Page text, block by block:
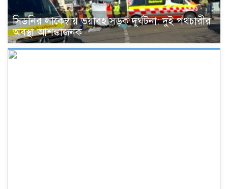
সিডনির লাকেম্বায় ভয়াবহ সড়ক দুর্ঘটনা: দুই পথচারীর
অবস্থা আশঙ্কাজনক